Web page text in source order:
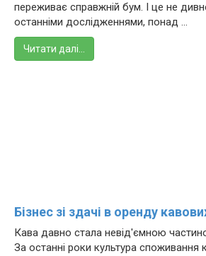
переживає справжній бум. І це не
останніми дослідженнями, понад ...
Читати далі…
Бізнес зі здачі в оренду
Кава давно стала невід'ємною
За останні роки культура споживання